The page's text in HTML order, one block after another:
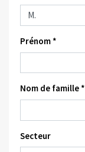
Prénom *
Nom de famille *
Secteur